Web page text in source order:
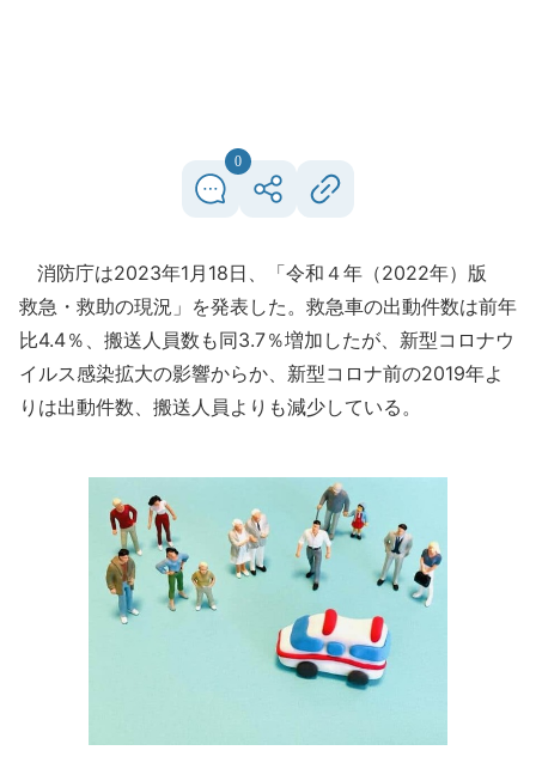
0
消防庁は2023年1月18日、「令和４年（2022年）版
救急・救助の現況」を発表した。救急車の出動件数は前年
比4.4％、搬送人員数も同3.7％増加したが、新型コロナウ
イルス感染拡大の影響からか、新型コロナ前の2019年よ
りは出動件数、搬送人員よりも減少している。